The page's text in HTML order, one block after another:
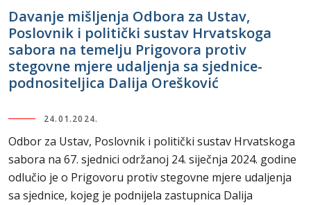
Davanje mišljenja Odbora za Ustav,
Poslovnik i politički sustav Hrvatskoga
sabora na temelju Prigovora protiv
stegovne mjere udaljenja sa sjednice-
podnositeljica Dalija Orešković
24.01.2024.
Odbor za Ustav, Poslovnik i politički sustav Hrvatskoga
sabora na 67. sjednici održanoj 24. siječnja 2024. godine
odlučio je o Prigovoru protiv stegovne mjere udaljenja
sa sjednice, kojeg je podnijela zastupnica Dalija